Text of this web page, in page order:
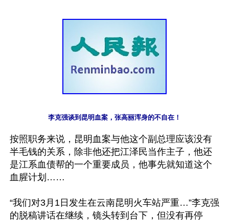
李克强谈到昆明血案，张高丽浑身的不自在！
按照职务来说，昆明血案与他这个副总理应该没有
半毛钱的关系，除非他还把江泽民当作主子，他还
是江系血债帮的一个重要成员，他事先就知道这个
血腥计划……
“我们对3月1日发生在云南昆明火车站严重…”李克强
的脱稿讲话在继续，镜头转到台下，但没有再停